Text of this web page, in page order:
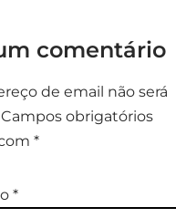
comentário
de email não será
Campos obrigatórios
*
*